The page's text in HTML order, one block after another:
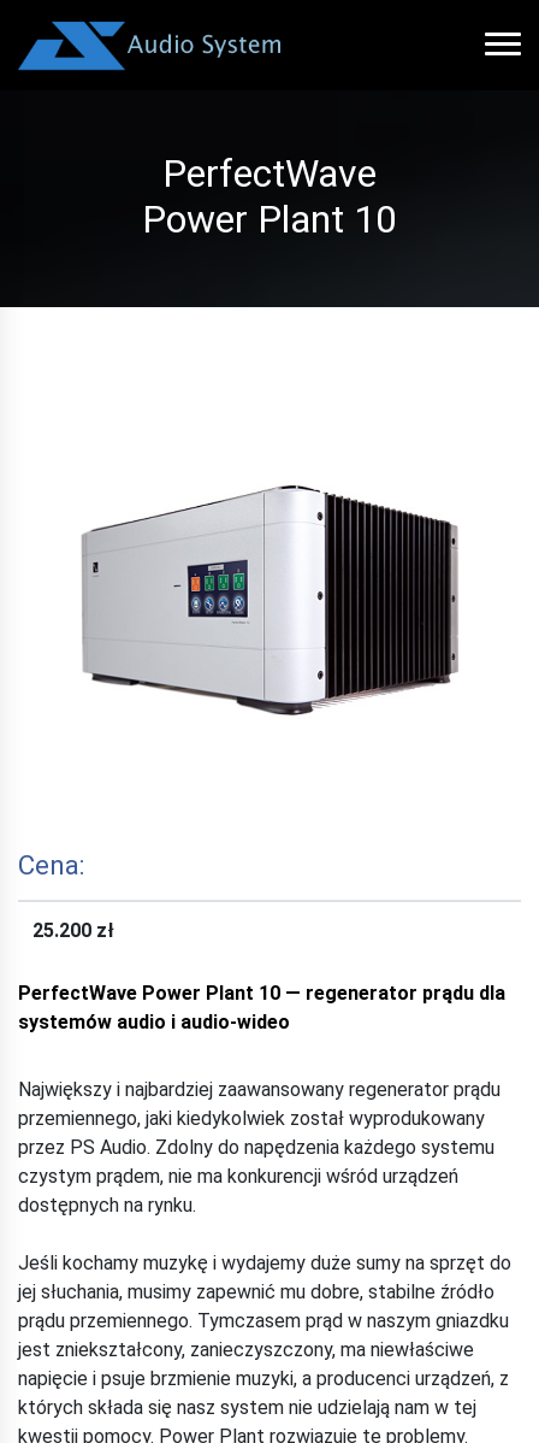
PerfectWave
Power Plant 10
Cena:
25.200 zł
PerfectWave Power Plant 10 — regenerator prądu dla
systemów audio i audio-wideo
Największy i najbardziej zaawansowany regenerator prądu
przemiennego, jaki kiedykolwiek został wyprodukowany
przez PS Audio. Zdolny do napędzenia każdego systemu
czystym prądem, nie ma konkurencji wśród urządzeń
dostępnych na rynku.
Jeśli kochamy muzykę i wydajemy duże sumy na sprzęt do
jej słuchania, musimy zapewnić mu dobre, stabilne źródło
prądu przemiennego. Tymczasem prąd w naszym gniazdku
jest zniekształcony, zanieczyszczony, ma niewłaściwe
napięcie i psuje brzmienie muzyki, a producenci urządzeń, z
których składa się nasz system nie udzielają nam w tej
kwestii pomocy. Power Plant rozwiązuje te problemy.